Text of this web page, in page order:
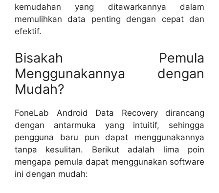
kemudahan yang ditawarkannya dalam
memulihkan data penting dengan cepat dan
efektif.
Bisakah Pemula
Menggunakannya dengan
Mudah?
FoneLab Android Data Recovery dirancang
dengan antarmuka yang intuitif, sehingga
pengguna baru pun dapat menggunakannya
tanpa kesulitan. Berikut adalah lima poin
mengapa pemula dapat menggunakan software
ini dengan mudah: